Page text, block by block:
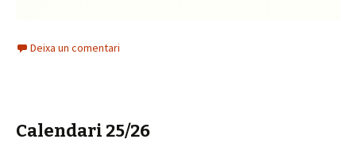
Deixa un comentari
Calendari 25/26